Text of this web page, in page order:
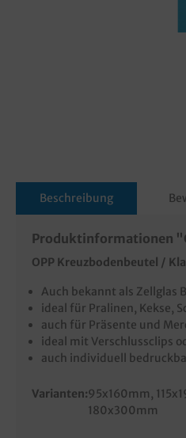
Beschreibung
Produktinformationen
OPP Kreuzbodenbeutel /
Auch bekannt als
ideal für Pralinen, Kekse,
auch für Präsente und
ideal mit Verschlussclips
auch individuell
Varianten:95x160mm ,
180x300mm